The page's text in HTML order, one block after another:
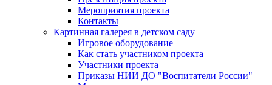
Мероприятия проекта
Контакты
Картинная галерея в детском саду
Игровое оборудование
Как стать участником проекта
Участники проекта
Приказы НИИ ДО "Воспитатели России"